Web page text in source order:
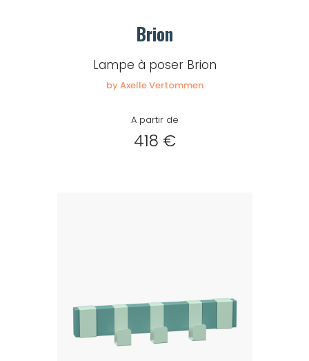
Brion
Lampe à poser Brion
by Axelle Vertommen
A partir de
418 €